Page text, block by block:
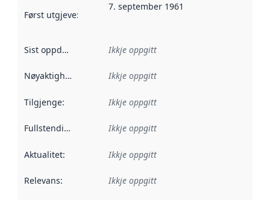
Først utgjeve: Denne datoen seier når dataa i dette
7. september 1961
Sist oppdatert Ikkje oppgitt
Nøyaktigheit Ikkje oppgitt
Tilgjenge: Ikkje oppgitt
Fullstendigheit Ikkje oppgitt
Aktualitet: Ikkje oppgitt
Relevans: Ikkje oppgitt